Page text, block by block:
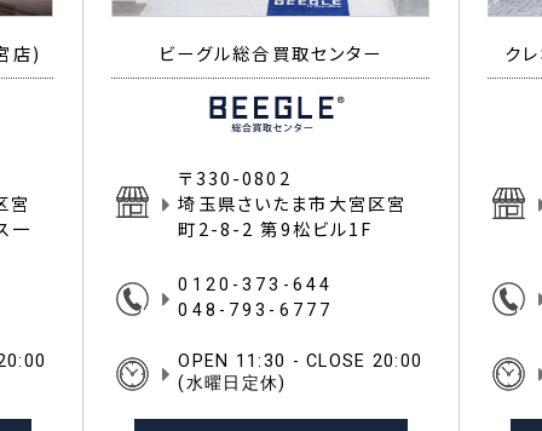
店)
宮
一
ビーグル総合買取センター
〒330-0802
埼玉県さいたま市大宮区宮
町2-8-2 第9松ビル1F
0120-373-644
048-793-6777
OPEN 11:30 - CLOSE 20:00
(水曜日定休)
ク